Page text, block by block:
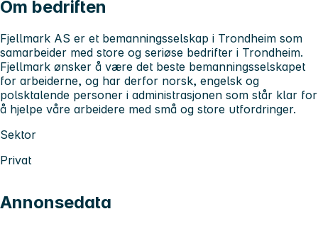
Om bedriften
Fjellmark AS er et bemanningsselskap i Trondheim som
samarbeider med store og seriøse bedrifter i Trondheim.
Fjellmark ønsker å være det beste bemanningsselskapet
for arbeiderne, og har derfor norsk, engelsk og
polsktalende personer i administrasjonen som står klar for
å hjelpe våre arbeidere med små og store utfordringer.
Sektor
Privat
Annonsedata